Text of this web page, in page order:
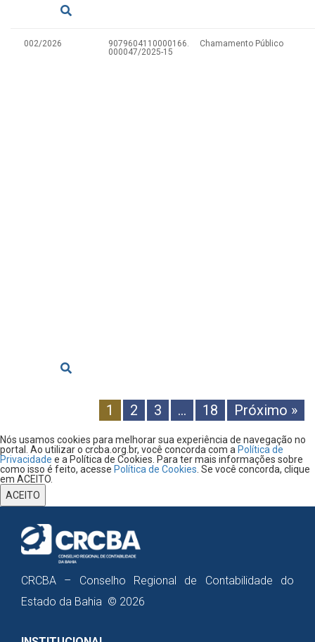
002/2026
9079604110000166.
000047/2025-15
Chamamento Público
1 2 3 … 18 Próximo »
Nós usamos cookies para melhorar sua experiência de navegação no
portal. Ao utilizar o crcba.org.br, você concorda com a Política de
Privacidade e a Política de Cookies. Para ter mais informações sobre
como isso é feito, acesse Política de Cookies . Se você concorda, clique
em ACEITO.
ACEITO
CRCBA – Conselho Regional de Contabilidade do
Estado da Bahia © 2026